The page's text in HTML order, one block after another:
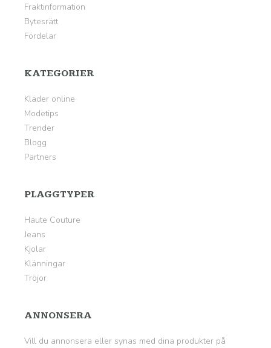
Fraktinformation
Bytesrätt
Fördelar
KATEGORIER
Kläder online
Modetips
Trender
Blogg
Partners
PLAGGTYPER
Haute Couture
Jeans
Kjolar
Klänningar
Tröjor
ANNONSERA
Vill du annonsera eller synas med dina produkter på